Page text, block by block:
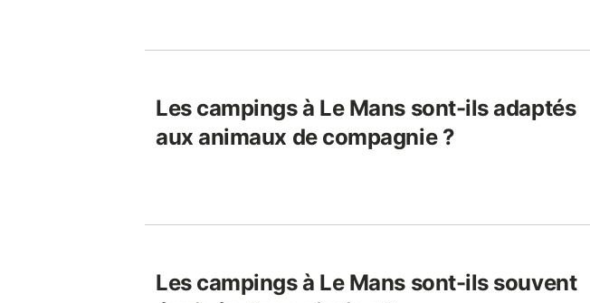
Les campings à Le Mans sont-ils adaptés
aux animaux de compagnie ?
Les campings à Le Mans sont-ils souvent